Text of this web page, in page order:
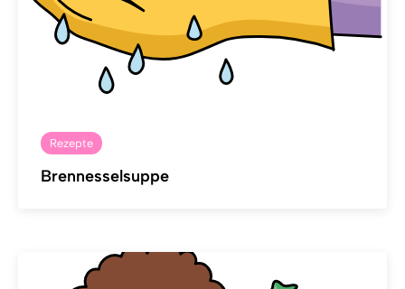
Rezepte
Brennesselsuppe